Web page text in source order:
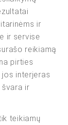
ir
ir servise
reikiamą
pirties
jos interjeras
ir
teikiamų